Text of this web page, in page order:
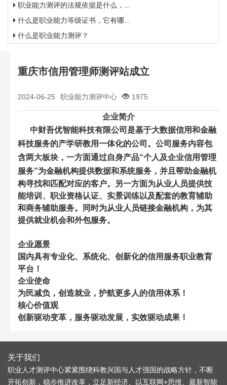
职业能力测评的法规依据是什么，...
什么是职业能力等级证书，它有哪...
什么是职业能力测评？
重庆市信用管理师测评站成立
2024-06-25 职业能力测评中心 1975
企业简介
中财吾优智能科技有限公司是基于大数据信用和金融
科技服务的产学研教用一体化的公司。公司服务内容包
含两大板块，一方面通过自身产品“个人及企业信用管理
服务”为金融机构提供数据和系统服务，并且帮助金融机
构寻找和匹配对应的客户。另一方面为从业人员提供技
能培训、职业资格认证、实景训练以及配套的教育辅助
和商务辅助服务。同时为从业人员链接金融机构，为其
提供就业机会和外包服务。
企业愿景
国内具有专业化、系统化、创新化的信用服务职业教育
平台！
企业使命
为民减负，创造就业，护航更多人的信用体系！
核心价值观
创新驱动变革，服务驱动发展，实效驱动成果！
关于我们
职业人才测评中心紧紧围绕科教兴国与人才强国的战略方针，不断
开拓创新，稳步推进改革，立足新经济、以互联网+思维、最新智能